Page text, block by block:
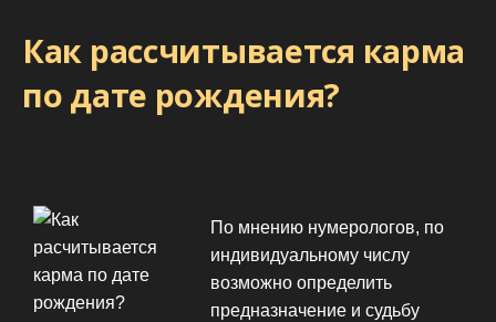
и
Как рассчитывается карма
по дате рождения?
По мнению нумерологов, по
индивидуальному числу
возможно определить
предназначение и судьбу